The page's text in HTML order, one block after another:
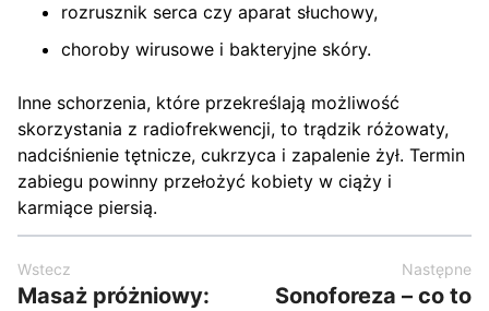
rozrusznik serca czy aparat słuchowy,
choroby wirusowe i bakteryjne skóry.
Inne schorzenia, które przekreślają możliwość
skorzystania z radiofrekwencji, to trądzik różowaty,
nadciśnienie tętnicze, cukrzyca i zapalenie żył. Termin
zabiegu powinny przełożyć kobiety w ciąży i
karmiące piersią.
Wstecz
Masaż próżniowy:
Następne
Sonoforeza – co to